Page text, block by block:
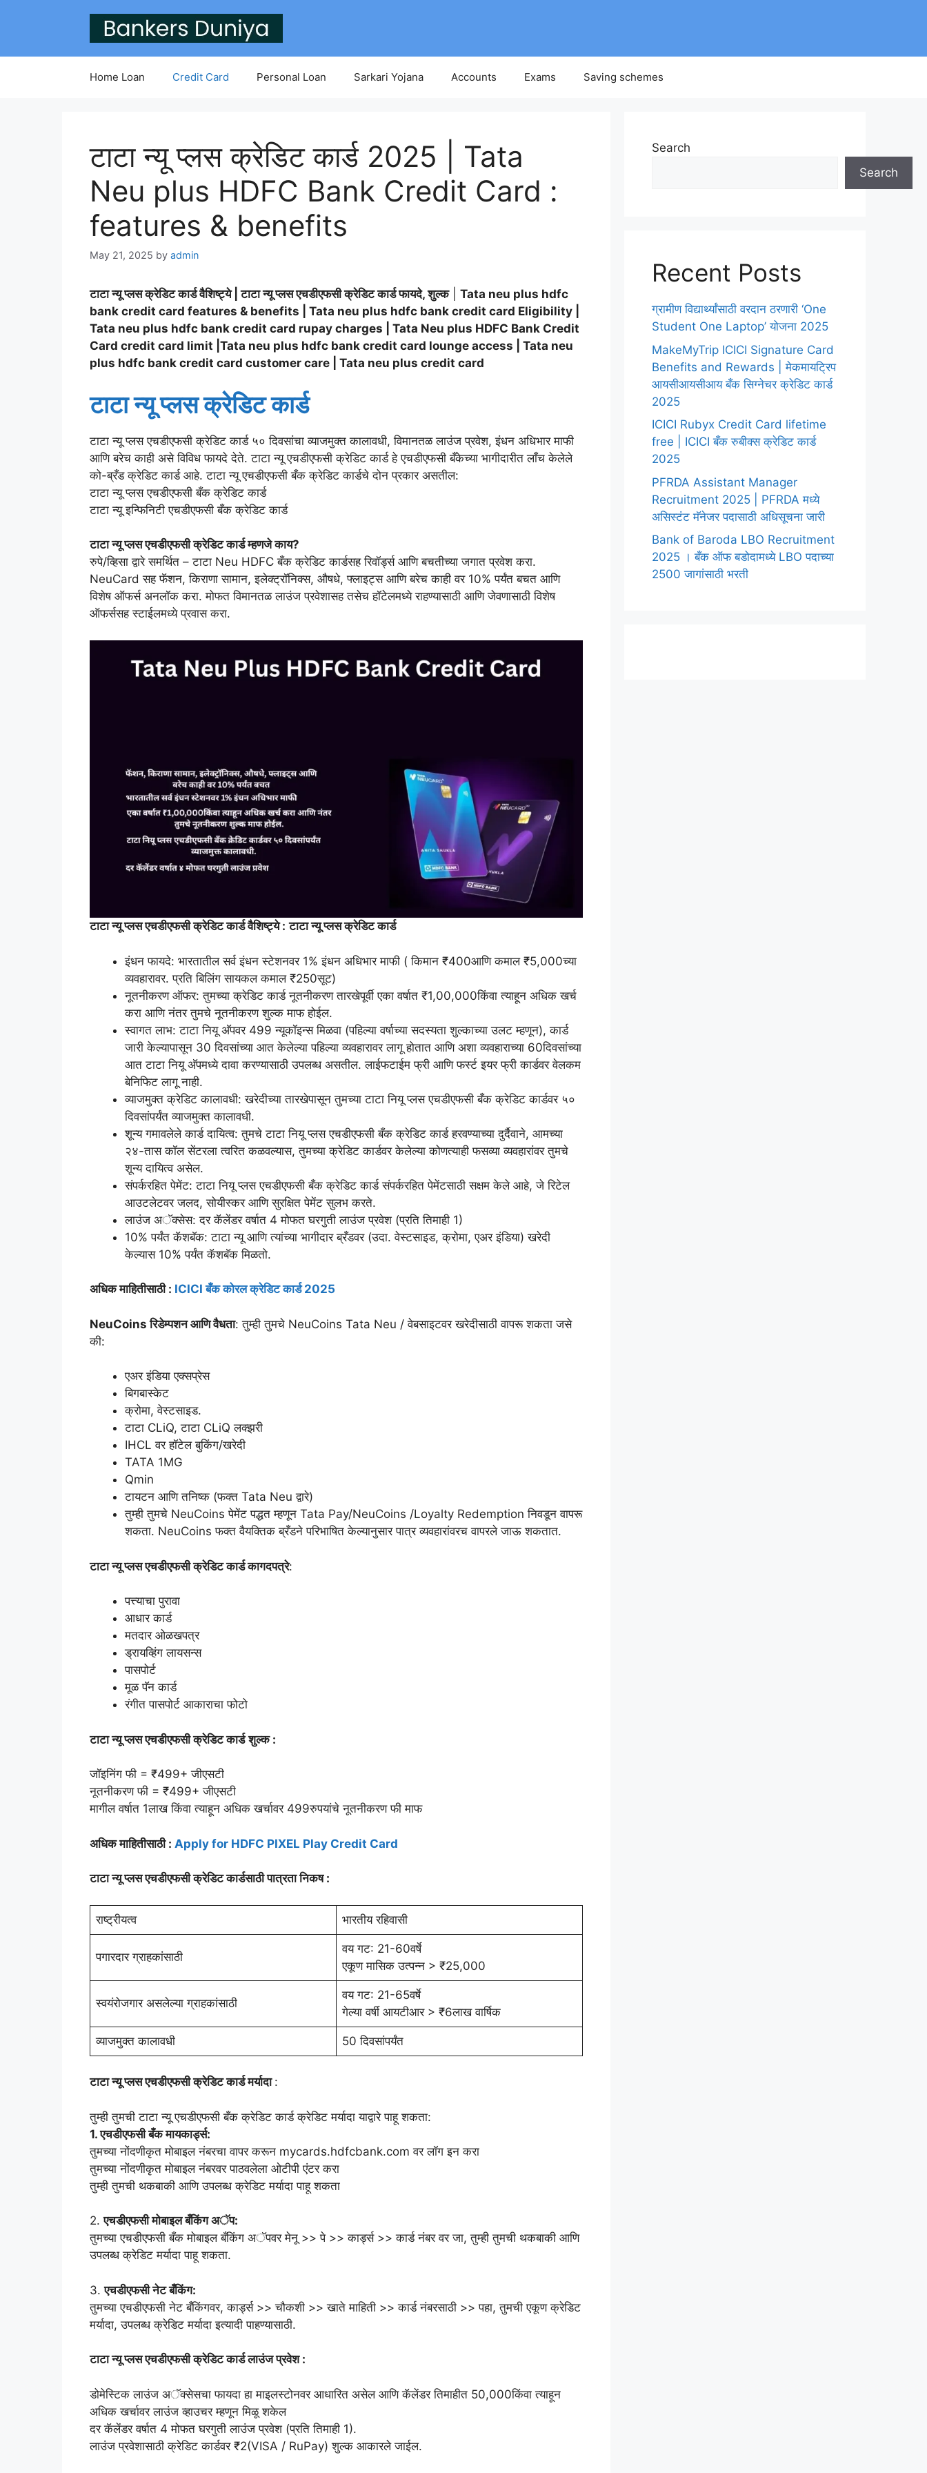
Home Loan Credit Card Personal Loan Sarkari Yojana Accounts Exams Saving schemes
टाटा न्यू प्लस क्रेडिट कार्ड 2025 | Tata
Neu plus HDFC Bank Credit Card :
features & benefits
May 21, 2025 by admin
टाटा न्यू प्लस क्रेडिट कार्ड वैशिष्ट्ये | टाटा न्यू प्लस एचडीएफसी क्रेडिट कार्डफायदे,शुल्क| Tata neu plus hdfc
bank credit card features & benefits | Tata neu plus hdfc bank credit card Eligibility |
Tata neu plus hdfc bank credit card rupay charges | Tata Neu plus HDFC Bank Credit
Card credit card limit |Tata neu plus hdfc bank credit card lounge access | Tata neu
plus hdfc bank credit card customer care | Tata neu plus credit card
टाटा न्यू प्लस क्रेडिट कार्ड
टाटा न्यू प्लस एचडीएफसी क्रेडिट कार्ड ५० दिवसांचा व्याजमुक्त कालावधी, विमानतळ लाउंज प्रवेश, इंधन अधिभार माफी
आणि बरेच काही असे विविध फायदे देते. टाटा न्यू एचडीएफसी क्रेडिट कार्ड हे एचडीएफसी बँकेच्या भागीदारीत लाँच केलेले
को-ब्रँड क्रेडिट कार्ड आहे. टाटा न्यू एचडीएफसी बँक क्रेडिट कार्डचे दोन प्रकार असतील:
टाटा न्यू प्लस एचडीएफसी बँक क्रेडिट कार्ड
टाटा न्यू इन्फिनिटी एचडीएफसी बँक क्रेडिट कार्ड
टाटा न्यू प्लस एचडीएफसी क्रेडिट कार्डम्हणजे काय?
रुपे/व्हिसा द्वारे समर्थित – टाटा Neu HDFC बँक क्रेडिट कार्डसह रिवॉर्ड्स आणि बचतीच्या जगात प्रवेश करा.
NeuCard सह फॅशन, किराणा सामान, इलेक्ट्रॉनिक्स, औषधे, फ्लाइट्स आणि बरेच काही वर 10% पर्यंत बचत आणि
विशेष ऑफर्स अनलॉक करा. मोफत विमानतळ लाउंज प्रवेशासह तसेच हॉटेलमध्ये राहण्यासाठी आणि जेवणासाठी विशेष
ऑफर्ससह स्टाईलमध्ये प्रवास करा.
टाटा न्यू प्लस एचडीएफसी क्रेडिट कार्ड वैशिष्ट्ये : टाटा न्यू प्लस क्रेडिट कार्ड
इंधन फायदे: भारतातील सर्व इंधन स्टेशनवर 1% इंधन अधिभार माफी ( किमान ₹400आणि कमाल ₹5,000च्या
व्यवहारावर. प्रति बिलिंग सायकल कमाल ₹250सूट)
नूतनीकरण ऑफर: तुमच्या क्रेडिट कार्ड नूतनीकरण तारखेपूर्वी एका वर्षात ₹1,00,000किंवा त्याहून अधिक खर्च
करा आणि नंतर तुमचे नूतनीकरण शुल्क माफ होईल.
स्वागत लाभ: टाटा नियू अ‍ॅपवर 499 न्यूकॉइन्स मिळवा (पहिल्या वर्षाच्या सदस्यता शुल्काच्या उलट म्हणून), कार्ड
जारी केल्यापासून 30 दिवसांच्या आत केलेल्या पहिल्या व्यवहारावर लागू होतात आणि अशा व्यवहाराच्या 60दिवसांच्या
आत टाटा नियू अ‍ॅपमध्ये दावा करण्यासाठी उपलब्ध असतील. लाईफटाईम फ्री आणि फर्स्ट इयर फ्री कार्डवर वेलकम
बेनिफिट लागू नाही.
व्याजमुक्त क्रेडिट कालावधी: खरेदीच्या तारखेपासून तुमच्या टाटा नियू प्लस एचडीएफसी बँक क्रेडिट कार्डवर ५०
दिवसांपर्यंत व्याजमुक्त कालावधी.
शून्य गमावलेले कार्ड दायित्व: तुमचे टाटा नियू प्लस एचडीएफसी बँक क्रेडिट कार्ड हरवण्याच्या दुर्दैवाने, आमच्या
२४-तास कॉल सेंटरला त्वरित कळवल्यास, तुमच्या क्रेडिट कार्डवर केलेल्या कोणत्याही फसव्या व्यवहारांवर तुमचे
शून्य दायित्व असेल.
संपर्करहित पेमेंट: टाटा नियू प्लस एचडीएफसी बँक क्रेडिट कार्ड संपर्करहित पेमेंटसाठी सक्षम केले आहे, जे रिटेल
आउटलेटवर जलद, सोयीस्कर आणि सुरक्षित पेमेंट सुलभ करते.
लाउंज अॅक्सेस: दर कॅलेंडर वर्षात 4 मोफत घरगुती लाउंज प्रवेश (प्रति तिमाही 1)
10% पर्यंत कॅशबॅक: टाटा न्यू आणि त्यांच्या भागीदार ब्रँडवर (उदा. वेस्टसाइड, क्रोमा, एअर इंडिया) खरेदी
केल्यास 10% पर्यंत कॅशबॅक मिळतो.
अधिक माहितीसाठी : ICICI बँक कोरल क्रेडिट कार्ड 2025
NeuCoins रिडेम्पशन आणि वैधता: तुम्ही तुमचे NeuCoins Tata Neu / वेबसाइटवर खरेदीसाठी वापरू शकता जसे
की:
एअर इंडिया एक्सप्रेस
बिगबास्केट
क्रोमा, वेस्टसाइड.
टाटा CLiQ, टाटा CLiQ लक्झरी
IHCL वर हॉटेल बुकिंग/खरेदी
TATA 1MG
Qmin
टायटन आणि तनिष्क (फक्त Tata Neu द्वारे)
तुम्ही तुमचे NeuCoins पेमेंट पद्धत म्हणून Tata Pay/NeuCoins /Loyalty Redemption निवडून वापरू
शकता. NeuCoins फक्त वैयक्तिक ब्रँडने परिभाषित केल्यानुसार पात्र व्यवहारांवरच वापरले जाऊ शकतात.
टाटा न्यू प्लस एचडीएफसी क्रेडिट कार्ड कागदपत्रे:
पत्त्याचा पुरावा
आधार कार्ड
मतदार ओळखपत्र
ड्रायव्हिंग लायसन्स
पासपोर्ट
मूळ पॅन कार्ड
रंगीत पासपोर्ट आकाराचा फोटो
टाटा न्यू प्लस एचडीएफसी क्रेडिट कार्ड शुल्क :
जॉइनिंग फी = ₹499+ जीएसटी
नूतनीकरण फी = ₹499+ जीएसटी
मागील वर्षात 1लाख किंवा त्याहून अधिक खर्चावर 499रुपयांचे नूतनीकरण फी माफ
अधिक माहितीसाठी : Apply for HDFC PIXEL Play Credit Card
टाटा न्यू प्लस एचडीएफसी क्रेडिट कार्डसाठी पात्रता निकष :
राष्ट्रीयत्व भारतीय रहिवासी
पगारदार ग्राहकांसाठी
वय गट: 21-60वर्षे
एकूण मासिक उत्पन्न > ₹25,000
स्वयंरोजगार असलेल्या ग्राहकांसाठी
वय गट: 21-65वर्षे
गेल्या वर्षी आयटीआर > ₹6लाख वार्षिक
व्याजमुक्त कालावधी 50 दिवसांपर्यंत
टाटा न्यू प्लस एचडीएफसी क्रेडिट कार्ड मर्यादा :
तुम्ही तुमची टाटा न्यू एचडीएफसी बँक क्रेडिट कार्ड क्रेडिट मर्यादा याद्वारे पाहू शकता:
1. एचडीएफसी बँक मायकार्ड्स:
तुमच्या नोंदणीकृत मोबाइल नंबरचा वापर करून mycards.hdfcbank.com वर लॉग इन करा
तुमच्या नोंदणीकृत मोबाइल नंबरवर पाठवलेला ओटीपी एंटर करा
तुम्ही तुमची थकबाकी आणि उपलब्ध क्रेडिट मर्यादा पाहू शकता
2.एचडीएफसी मोबाइल बँकिंग अॅप:
तुमच्या एचडीएफसी बँक मोबाइल बँकिंग अॅपवर मेनू >> पे >> कार्ड्स >> कार्ड नंबर वर जा, तुम्ही तुमची थकबाकी आणि
उपलब्ध क्रेडिट मर्यादा पाहू शकता.
3.एचडीएफसी नेट बँकिंग:
तुमच्या एचडीएफसी नेट बँकिंगवर, कार्ड्स >> चौकशी >> खाते माहिती >> कार्ड नंबरसाठी >> पहा, तुमची एकूण क्रेडिट
मर्यादा, उपलब्ध क्रेडिट मर्यादा इत्यादी पाहण्यासाठी.
टाटा न्यू प्लस एचडीएफसी क्रेडिट कार्ड लाउंज प्रवेश :
डोमेस्टिक लाउंज अॅक्सेसचा फायदा हा माइलस्टोनवर आधारित असेल आणि कॅलेंडर तिमाहीत 50,000किंवा त्याहून
अधिक खर्चावर लाउंज व्हाउचर म्हणून मिळू शकेल
दर कॅलेंडर वर्षात 4 मोफत घरगुती लाउंज प्रवेश (प्रति तिमाही 1).
लाउंज प्रवेशासाठी क्रेडिट कार्डवर ₹2(VISA / RuPay) शुल्क आकारले जाईल.
Search
Search
Recent Posts
ग्रामीण विद्यार्थ्यांसाठी वरदान ठरणारी ‘One
Student One Laptop’ योजना 2025
MakeMyTrip ICICI Signature Card
Benefits and Rewards | मेकमायट्रिप
आयसीआयसीआय बँक सिग्नेचर क्रेडिट कार्ड
2025
ICICI Rubyx Credit Card lifetime
free | ICICI बँक रुबीक्स क्रेडिट कार्ड
2025
PFRDA Assistant Manager
Recruitment 2025 | PFRDA मध्ये
असिस्टंट मॅनेजर पदासाठी अधिसूचना जारी
Bank of Baroda LBO Recruitment
2025 । बँक ऑफ बडोदामध्ये LBO पदाच्या
2500 जागांसाठी भरती